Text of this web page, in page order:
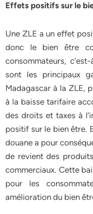
Effets positifs sur le
Une ZLE a un effet
donc le bien être
consommateurs,
sont les principaux
Madagascar à la ZLE,
à la baisse tarifaire
des droits et taxes à
positif sur le bien être.
douane a pour
de revient des
commerciaux. Cette
pour les
amélioration du bien